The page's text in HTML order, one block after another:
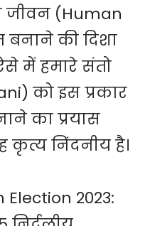
(Human
बनाने की दिशा
में हमारे संतो
को इस प्रकार
का प्रयास
कृत्य निंदनीय है।
Election 2023: